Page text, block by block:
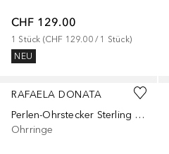
CHF 129.00
1 Stück (CHF 129.00 / 1 Stück)
NEU
RAFAELA DONATA
Perlen-Ohrstecker Sterling Silber Muschelkernperle in Silber
Ohrringe